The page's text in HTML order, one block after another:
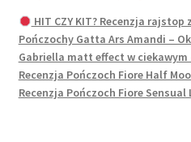
HIT CZY KIT? Recenzja rajstop
Pończochy Gatta Ars Amandi –
Gabriella matt effect w ciekawym
Recenzja Pończoch Fiore Half
Recenzja Pończoch Fiore Sensual